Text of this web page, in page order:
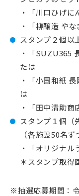
・「川口ひげ
・「柳醸造 や
スタンプ２個
・「SUZU365
たは
・「小国和紙
は
・「田中清助商
スタンプ１個
（各施設50名ず
・「オリジナル
＊スタンプ取得
※抽選応募期間：